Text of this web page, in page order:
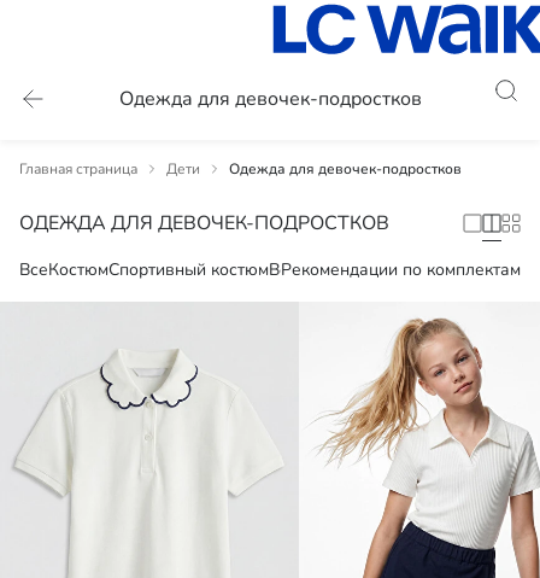
Одежда для девочек-подростков
Главная страница Дети Одежда для девочек-подростков
ОДЕЖДА ДЛЯ ДЕВОЧЕК-ПОДРОСТКОВ
ВсеКостюмСпортивный костюмВерхМультиупаковка
Рекомендации по комплектам